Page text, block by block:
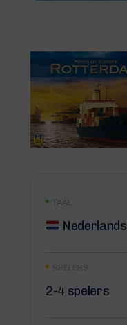
TAAL
Nederlands
SPELERS
2-4 spelers